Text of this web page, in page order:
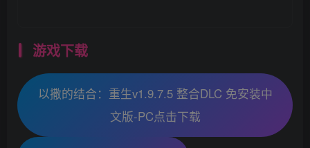
游戏下载
以撒的结合：重生v1.9.7.5 整合DLC 免安装中
文版-PC点击下载